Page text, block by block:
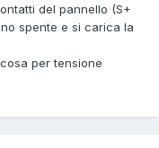
del pannello (S+
spente e si carica la
per tensione